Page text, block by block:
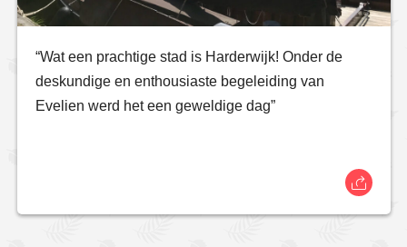
“Wat een prachtige stad is Harderwijk! Onder de
deskundige en enthousiaste begeleiding van
Evelien werd het een geweldige dag”